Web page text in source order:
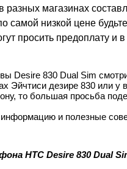
магазинах
самой низкой цене
просить предоплату и
Desire 830 Dual Sim
Эйчтиси дезире 830 или у
то большая просьба
и полезные
HTC Desire 830 Dual